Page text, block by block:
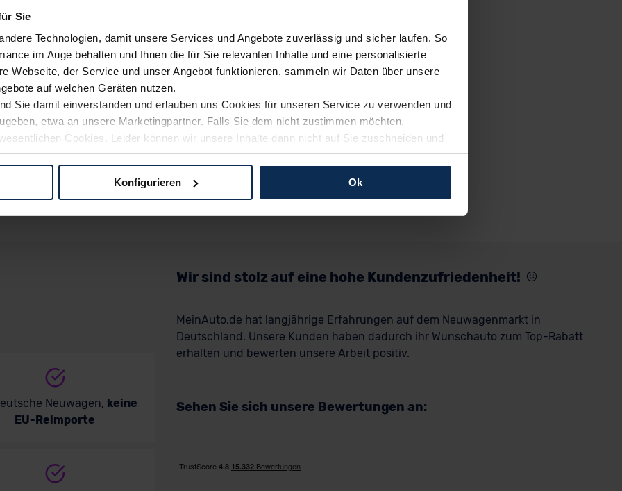
Sie
Technologien, damit unsere Services und Angebote zuverlässig und sicher laufen. So
im Auge behalten und Ihnen die für Sie relevanten Inhalte und eine personalisierte
Webseite, der Service und unser Angebot funktionieren, sammeln wir Daten über unsere
auf welchen Geräten nutzen.
Sie damit einverstanden und erlauben uns Cookies für unseren Service zu verwenden und
etwa an unsere Marketingpartner. Falls Sie dem nicht zustimmen möchten,
Cookies. Leider können wir unsere Inhalte dann nicht auf Sie zuschneiden und
Weg zu Ihrem Neuwagen unterstützen. Sie können die Einstellungen jederzeit anpassen
Sie hierzu Ihre Einwilligung freiwillig erteilen. Nähere Informationen zu den bestehenden
Konfigurieren Ok
Neuwagen, keine
EU-Reimporte
Wir sind stolz auf eine hohe Kundenzufriedenheit!
MeinAuto.de hat langjährige Erfahrungen auf dem Neuwagenmarkt in
Deutschland. Unsere Kunden haben dadurch ihr Wunschauto zum Top-Rabatt
erhalten und bewerten unsere Arbeit positiv.
Sehen Sie sich unsere Bewertungen an: